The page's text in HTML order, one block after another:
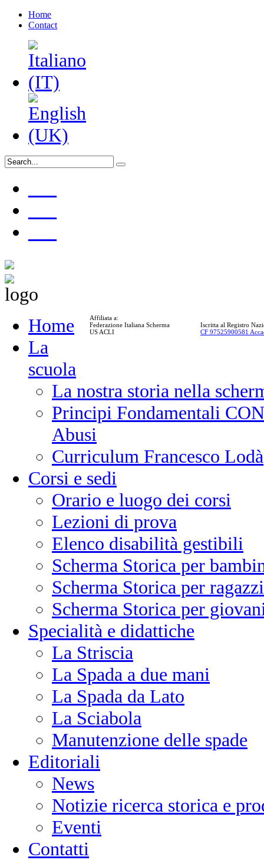
Home
Contact
Affiliata a:
Federazione Italiana Scherma
US ACLI
Iscritta al Registro
CF 97525900581
Home
La
scuola
La nostra storia nella
Principi Fondamentali
Abusi
Curriculum Francesco Lodà
Corsi e sedi
Orario e luogo dei corsi
Lezioni di prova
Elenco disabilità gestibili
Scherma Storica per
Scherma Storica per ragazzi
Scherma Storica per
Specialità e didattiche
La Striscia
La Spada a due mani
La Spada da Lato
La Sciabola
Manutenzione delle spade
Editoriali
News
Notizie ricerca storica e
Eventi
Contatti